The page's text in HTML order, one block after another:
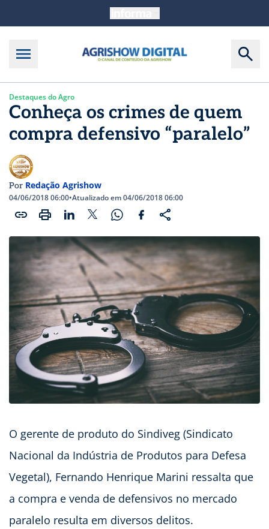
Destaques do Agro
Conheça os crimes de quem
compra defensivo “paralelo”
Por Redação Agrishow
04/06/2018 06:00•Atualizado em 04/06/2018 06:00
O gerente de produto do Sindiveg (Sindicato
Nacional da Indústria de Produtos para Defesa
Vegetal), Fernando Henrique Marini ressalta que
a compra e venda de defensivos no mercado
paralelo resulta em diversos delitos.